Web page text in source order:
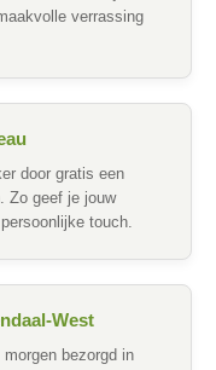
verrassing
door gratis een
Zo geef je jouw
touch.
West
bezorgd in